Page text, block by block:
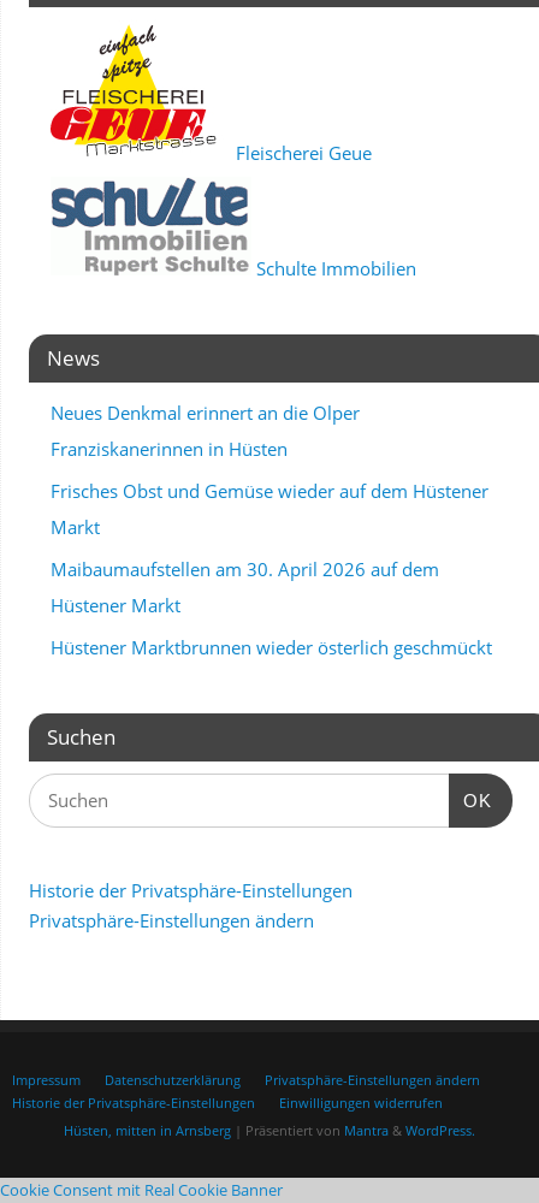
Fleischerei Geue
Schulte Immobilien
News
Neues Denkmal erinnert an die Olper
Franziskanerinnen in Hüsten
Frisches Obst und Gemüse wieder auf dem Hüstener
Markt
Maibaumaufstellen am 30. April 2026 auf dem
Hüstener Markt
Hüstener Marktbrunnen wieder österlich geschmückt
Suchen
OK
Historie der Privatsphäre-Einstellungen
Privatsphäre-Einstellungen ändern
Impressum Datenschutzerklärung
Privatsphäre-Einstellungen ändern
Historie der Privatsphäre-Einstellungen
Einwilligungen widerrufen
Hüsten, mitten in Arnsberg | Präsentiert von Mantra & WordPress.
Cookie Consent mit Real Cookie Banner